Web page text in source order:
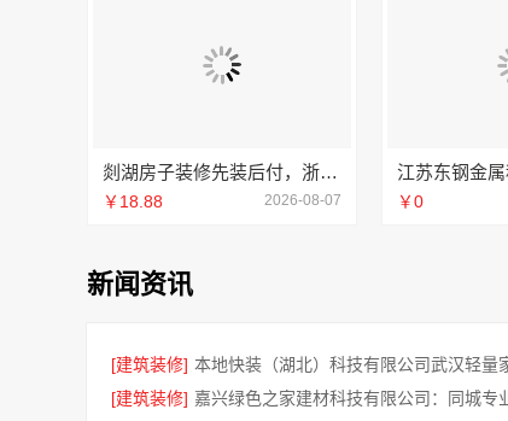
剡湖房子装修先装后付，浙江宜美嘉透明消费零压力
￥18.88 2026-08-07 ￥0
新闻资讯
[建筑装修]
[建筑装修]